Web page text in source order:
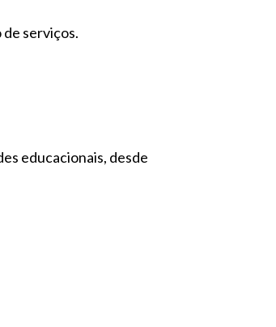
serviços.
educacionais, desde